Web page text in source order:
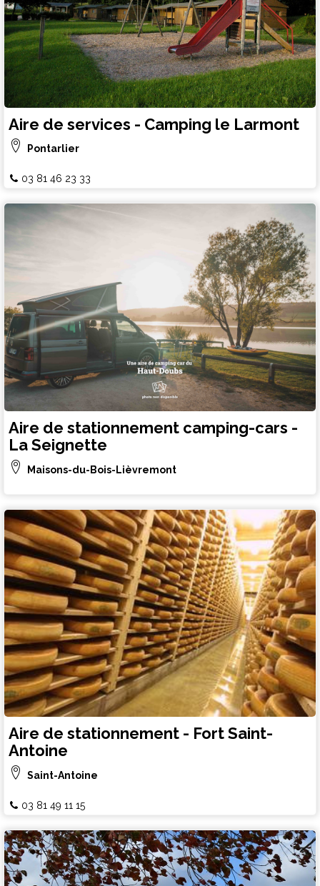
Aire de services - Camping le Larmont
Pontarlier
03 81 46 23 33
Aire de stationnement camping-cars -
La Seignette
Maisons-du-Bois-Lièvremont
Aire de stationnement - Fort Saint-
Antoine
Saint-Antoine
03 81 49 11 15